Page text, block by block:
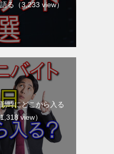
る （3,233 view）
時にどこから入る
view）